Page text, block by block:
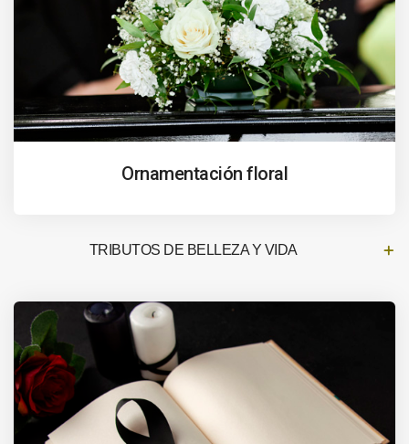
Ornamentación floral
TRIBUTOS DE BELLEZA Y VIDA